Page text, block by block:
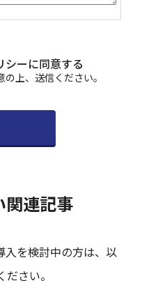
シーに同意する
の上、送信ください。
関連記事
入を検討中の方は、以
さい。